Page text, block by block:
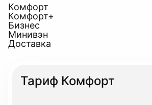
Комфорт
Комфорт+
Бизнес
Минивэн
Доставка
Тариф Комфорт